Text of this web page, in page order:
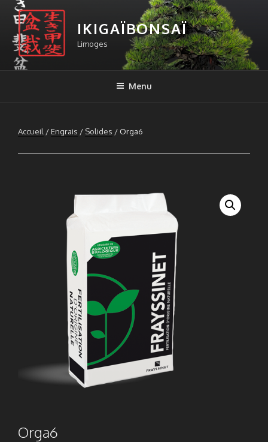
Aller
contenu
principal
IKIGAÏBONSAÏ
Limoges
Menu
Accueil /Engrais / Solides / Orga6
Orga6